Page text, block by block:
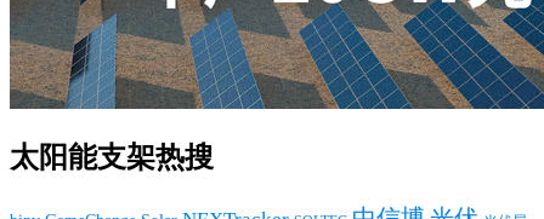
太阳能支架热搜